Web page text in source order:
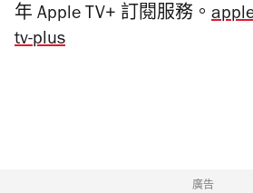
年 Apple TV+ 訂閱服務。
tv-plus
廣告